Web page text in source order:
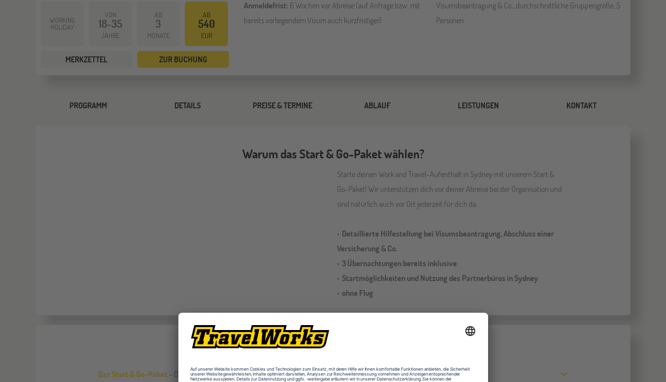
WORKING
HOLIDAY
VON
18-35
JAHRE
AB
3
MONATE
AB
540
EUR
MERKZETTEL ZUR BUCHUNG
Anmeldefrist: 6 Wochen vor Abreise (auf Anfrage bzw. mit
bereits vorliegendem Visum auch kurzfristiger)
Visumsbeantragung & Co., durchschnittliche Gruppengröße: 5
Personen
PROGRAMM DETAILS PREISE & TERMINE ABLAUF LEISTUNGEN KONTAKT
Warum das Start & Go-Paket wählen?
Starte deinen Work and Travel-Aufenthalt in Sydney mit unserem Start &
Go-Paket! Wir unterstützen dich vor deiner Abreise bei der Organisation und
sind natürlich auch vor Ort jederzeit für dich da.
Detaillierte Hilfestellung bei Visumsbeantragung, Abschluss einer
Versicherung & Co.
3 Übernachtungen bereits inklusive
Startmöglichkeiten und Nutzung des Partnerbüros in Sydney
ohne Flug
Details zum Start & Go-Paket in Australien
Das Start & Go-Paket - Dein perfekter Start in Sydney